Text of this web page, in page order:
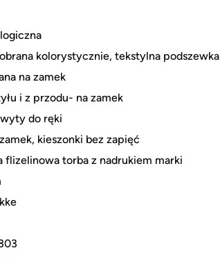
kolorystycznie, tekstylna podszewka
na zamek
i z przodu- na zamek
do ręki
kieszonki bez zapięć
flizelinowa torba z nadrukiem marki